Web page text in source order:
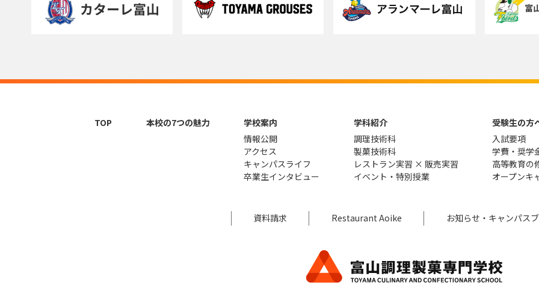
TOP 本校の7つの魅力
学校案内
情報公開
アクセス
キャンパスライフ
卒業生インタビュー
学科紹介
調理技術科
製菓技術科
レストラン実習 × 販売実習
イベント・特別授業
受験生の方
入試要項
学費・奨学
高等教育の
オープンキ
資料請求 Restaurant Aoike お知らせ・キャンパス